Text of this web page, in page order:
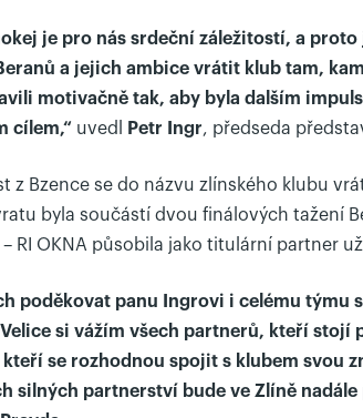
je pro nás srdeční záležitostí, a
a jejich ambice vrátit klub tam,
motivačně tak, aby byla dalším
cílem,“ uvedl Petr Ingr, předseda
z Bzence se do názvu zlínského klubu
byla součástí dvou finálových tažení
RI OKNA působila jako titulární partner
poděkovat panu Ingrovi i celému týmu
si vážím všech partnerů, kteří stojí
se rozhodnou spojit s klubem svou
silných partnerství bude ve Zlíně nadále